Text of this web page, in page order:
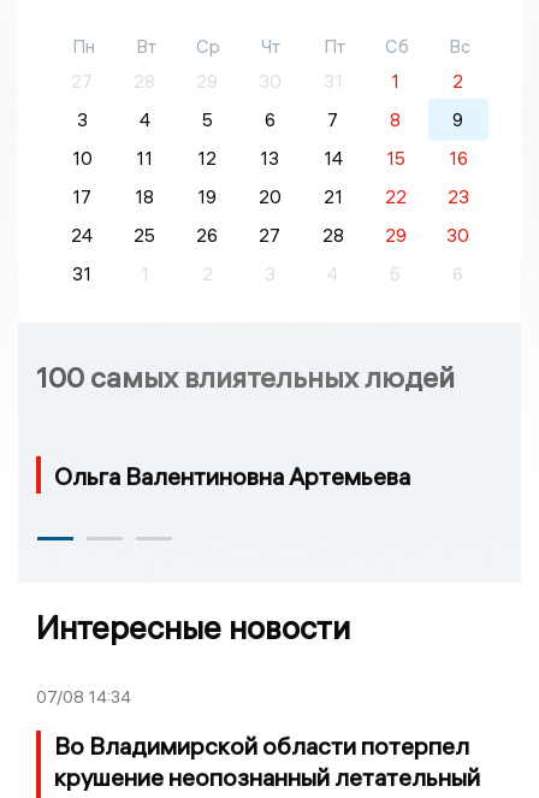
Пн Вт Ср Чт Пт Сб
Вс
27
28 29 30 31 1
2
3
4 5 6 7 8
9
10
11 12 13 14 15
16
17
18 19 20 21 22
23
24
25 26 27 28 29
30
31
1 2 3 4 5 6
100 самых влиятельных людей
Ольга Валентиновна Артемьева
Интересные новости
07/08 14:34
Во Владимирской области потерпел
крушение неопознанный летательный